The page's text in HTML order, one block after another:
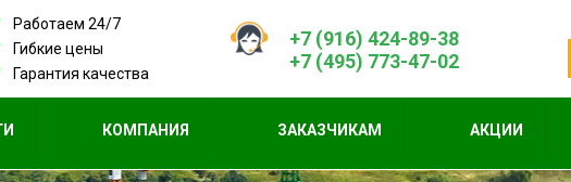
Работаем 24/7
Гибкие цены
Гарантия качества
+7 (916) 424-89-38
+7 (495) 773-47-02
КОМПАНИЯ ЗАКАЗЧИКАМ АКЦИИ